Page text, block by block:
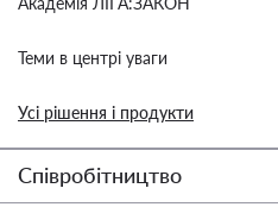
Теми в центрі уваги
Усі рішення і продукти
Співробітництво